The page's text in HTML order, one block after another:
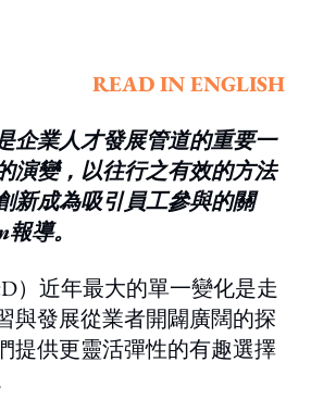
READ IN ENGLISH
企業人才發展管道的重要一
演變，以往行之有效的方法
新成為吸引員工參與的關
導。
）近年最大的單一變化是走
與發展從業者開闢廣闊的探
提供更靈活彈性的有趣選擇